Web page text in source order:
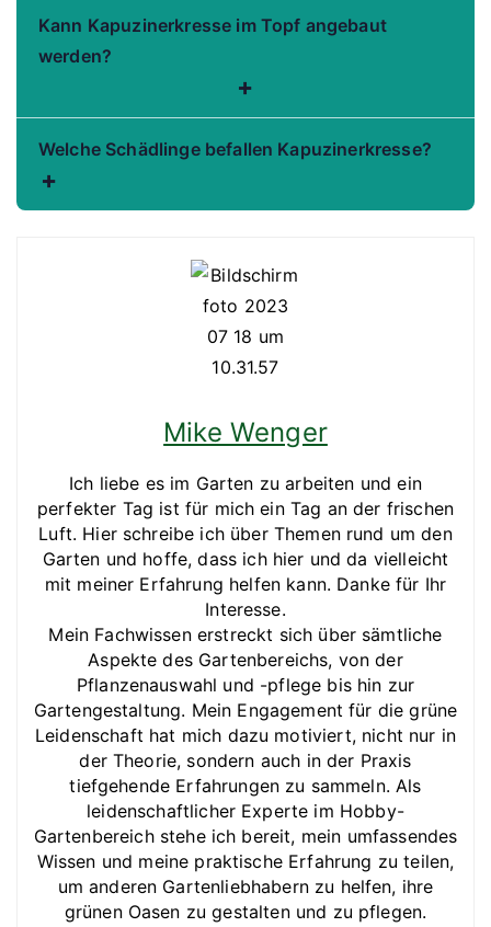
Kann Kapuzinerkresse im Topf angebaut
werden?
+
Welche Schädlinge befallen Kapuzinerkresse?
+
Mike Wenger
Ich liebe es im Garten zu arbeiten und ein
perfekter Tag ist für mich ein Tag an der frischen
Luft. Hier schreibe ich über Themen rund um den
Garten und hoffe, dass ich hier und da vielleicht
mit meiner Erfahrung helfen kann. Danke für Ihr
Interesse.
Mein Fachwissen erstreckt sich über sämtliche
Aspekte des Gartenbereichs, von der
Pflanzenauswahl und -pflege bis hin zur
Gartengestaltung. Mein Engagement für die grüne
Leidenschaft hat mich dazu motiviert, nicht nur in
der Theorie, sondern auch in der Praxis
tiefgehende Erfahrungen zu sammeln. Als
leidenschaftlicher Experte im Hobby-
Gartenbereich stehe ich bereit, mein umfassendes
Wissen und meine praktische Erfahrung zu teilen,
um anderen Gartenliebhabern zu helfen, ihre
grünen Oasen zu gestalten und zu pflegen.